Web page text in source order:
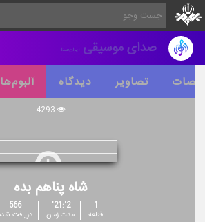
صدای موسیقی ایران‌صدا
تصاویر دیدگاه
4293
شاه پناهم بده
1
قطعه
2':21"
مدت زمان
566
دریافت